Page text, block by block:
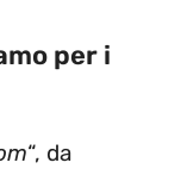
per i
“, da